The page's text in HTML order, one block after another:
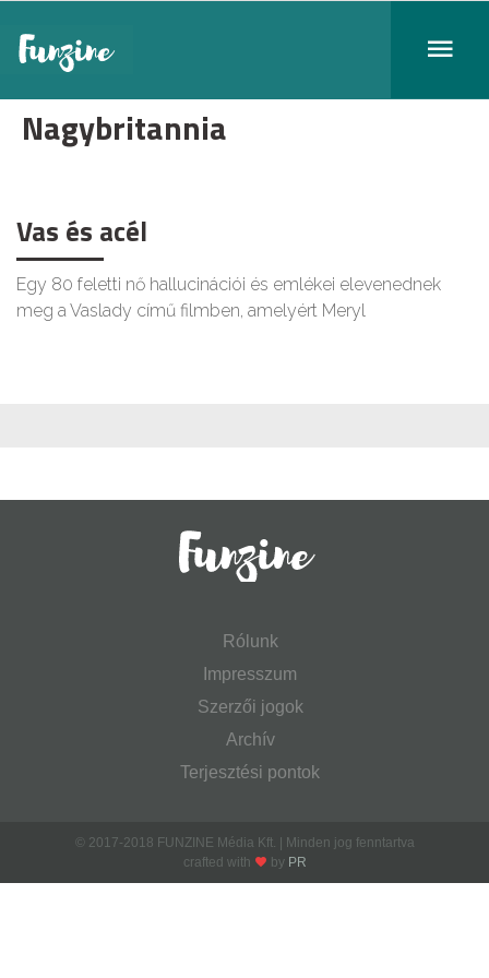
Nagybritannia
Vas és acél
Egy 80 feletti nő hallucinációi és emlékei elevenednek
meg a Vaslady című filmben, amelyért Meryl
Rólunk
Impresszum
Szerzői jogok
Archív
Terjesztési pontok
© 2017-2018 FUNZINE Média Kft. | Minden jog fenntartva
crafted with
by PR